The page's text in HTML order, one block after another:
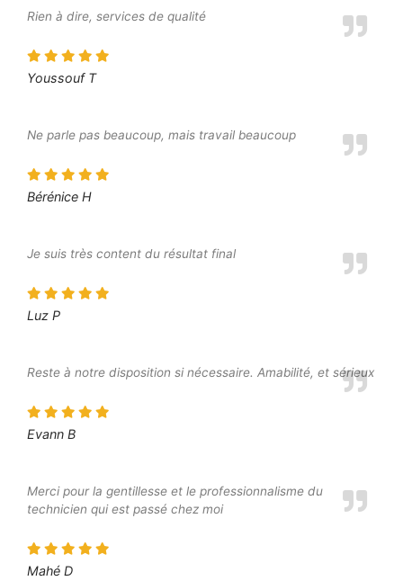
Rien à dire, services de qualité
Youssouf T
Ne parle pas beaucoup, mais travail beaucoup
Bérénice H
Je suis très content du résultat final
Luz P
Reste à notre disposition si nécessaire. Amabilité, et sérieux
Evann B
Merci pour la gentillesse et le professionnalisme du
technicien qui est passé chez moi
Mahé D